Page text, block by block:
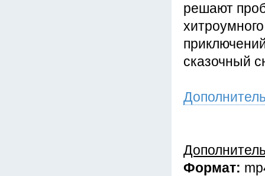
решают
сказочный
Формат: